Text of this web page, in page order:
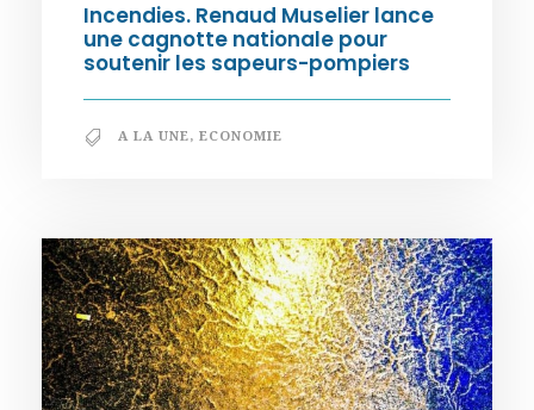
Incendies. Renaud Muselier lance
une cagnotte nationale pour
soutenir les sapeurs-pompiers
A LA UNE, ECONOMIE